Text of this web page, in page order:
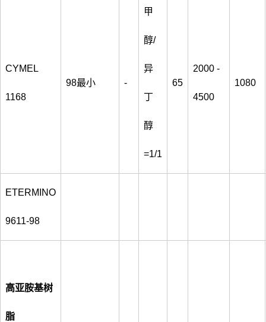
CYMEL
1168
98最小 -
甲
醇/
异
丁
醇
=1/1
65
2000 -
4500
1080
ETERMINO
9611-98
高亚胺基树
脂